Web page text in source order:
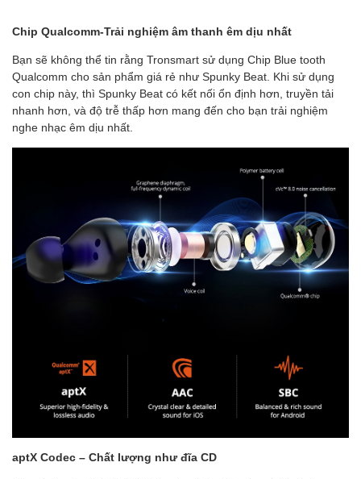
Chip Qualcomm-Trải nghiệm âm thanh êm dịu nhất
Bạn sẽ không thể tin rằng Tronsmart sử dụng Chip Blue tooth
Qualcomm cho sản phẩm giá rẻ như Spunky Beat. Khi sử dụng
con chip này, thì Spunky Beat có kết nối ổn định hơn, truyền tải
nhanh hơn, và độ trễ thấp hơn mang đến cho bạn trải nghiệm
nghe nhạc êm dịu nhất.
aptX Codec – Chất lượng như đĩa CD